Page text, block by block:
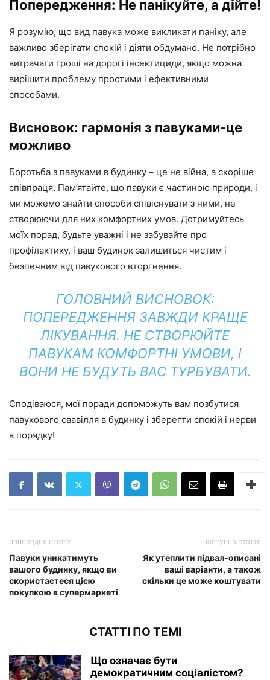
Попередження: Не панікуйте, а дійте!
Я розумію, що вид павука може викликати паніку, але
важливо зберігати спокій і діяти обдумано. Не потрібно
витрачати гроші на дорогі інсектициди, якщо можна
вирішити проблему простими і ефективними
способами.
Висновок: гармонія з павуками-це
можливо
Боротьба з павуками в будинку – це не війна, а скоріше
співпраця. Пам’ятайте, що павуки є частиною природи, і
ми можемо знайти способи співіснувати з ними, не
створюючи для них комфортних умов. Дотримуйтесь
моїх порад, будьте уважні і не забувайте про
профілактику, і ваш будинок залишиться чистим і
безпечним від павукового вторгнення.
ГОЛОВНИЙ ВИСНОВОК:
ПОПЕРЕДЖЕННЯ ЗАВЖДИ КРАЩЕ
ЛІКУВАННЯ. НЕ СТВОРЮЙТЕ
ПАВУКАМ КОМФОРТНІ УМОВИ, І
ВОНИ НЕ БУДУТЬ ВАС ТУРБУВАТИ.
Сподіваюся, мої поради допоможуть вам позбутися
павукового свавілля в будинку і зберегти спокій і нерви
в порядку!
попередня стаття
Павуки уникатимуть
вашого будинку, якщо ви
скористаєтеся цією
покупкою в супермаркеті
наступна стаття
Як утеплити підвал-описані
ваші варіанти, а також
скільки це може коштувати
СТАТТІ ПО ТЕМІ
Що означає бути
демократичним соціалістом?